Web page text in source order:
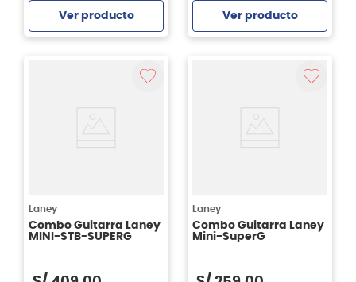
Ver producto Ver producto
Laney
Combo Guitarra Laney
MINI-STB-SUPERG
Laney
Combo Guitarra Laney
Mini-SuperG